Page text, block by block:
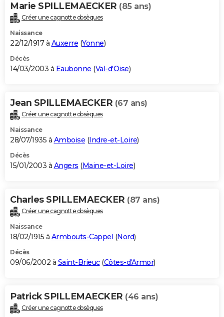
Marie SPILLEMAECKER (85 ans)
Créer une cagnotte obsèques
Naissance
22/12/1917 à Auxerre (Yonne)
Décès
14/03/2003 à Eaubonne (Val-d'Oise)
Jean SPILLEMAECKER (67 ans)
Créer une cagnotte obsèques
Naissance
28/07/1935 à Amboise (Indre-et-Loire)
Décès
15/01/2003 à Angers (Maine-et-Loire)
Charles SPILLEMAECKER (87 ans)
Créer une cagnotte obsèques
Naissance
18/02/1915 à Armbouts-Cappel (Nord)
Décès
09/06/2002 à Saint-Brieuc(Côtes-d'Armor)
Patrick SPILLEMAECKER (46 ans)
Créer une cagnotte obsèques